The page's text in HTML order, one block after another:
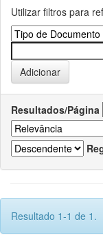
Utilizar filtros para
Resultados/Página
Resultado 1-1 de 1.